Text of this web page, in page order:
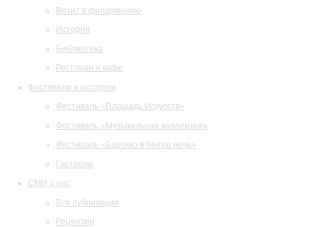
Визит в филармонию
История
Библиотека
Ресторан и кафе
Фестивали и гастроли
Фестиваль «Площадь Искусств»
Фестиваль «Музыкальная коллекция»
Фестиваль «Барокко в белую ночь»
Гастроли
СМИ о нас
Все публикации
Рецензии